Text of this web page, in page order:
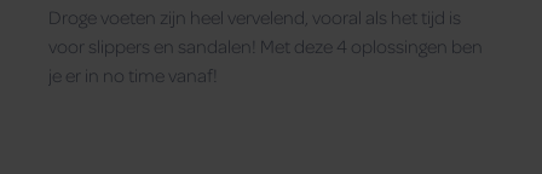
Droge voeten zijn heel vervelend, vooral als het tijd is
voor slippers en sandalen! Met deze 4 oplossingen ben
je er in no time vanaf!